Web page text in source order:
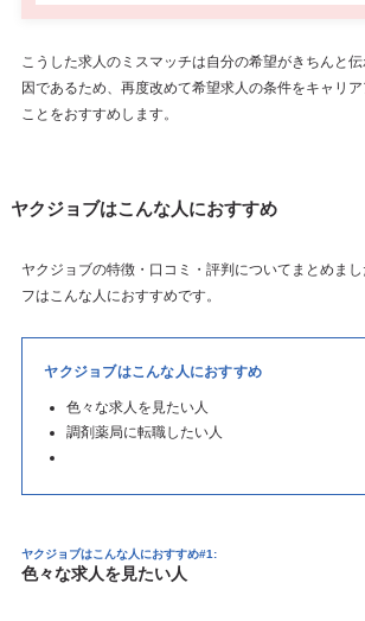
こうした求人のミスマッチは自分の希望がきちんと
因であるため、再度改めて希望求人の条件をキャリ
ことをおすすめします。
ヤクジョブはこんな人におすすめ
ヤクジョブの特徴・口コミ・評判についてまとめま
フはこんな人におすすめです。
ヤクジョブはこんな人におすすめ
色々な求人を見たい人
調剤薬局に転職したい人
ヤクジョブはこんな人におすすめ#1:
色々な求人を見たい人